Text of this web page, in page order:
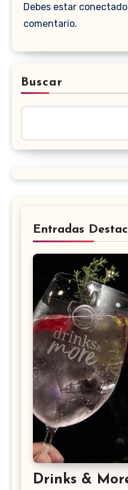
Debes estar
comentario.
Buscar
Entradas
Drinks &